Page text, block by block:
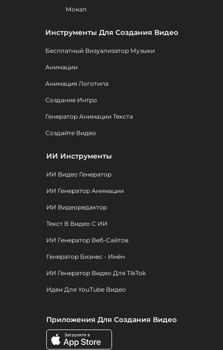
Мокап
Инструменты Для Создания Видео
Бесплатный Визуализатор Музыки
Анимации
Анимация Логотипа
Создание Интро
Генератор Анимации Текста
Создайте Видео
ИИ Инструменты
ИИ Видео Генератор
ИИ Генератор Анимации
ИИ Видеоредактор
Текст В Видео С ИИ
ИИ Генератор Веб-Сайтов
Генератор Бизнес - Имён
ИИ Генератор Видео Для TikTok
Идеи Для YouTube Видео
Приложения Для Создания Видео